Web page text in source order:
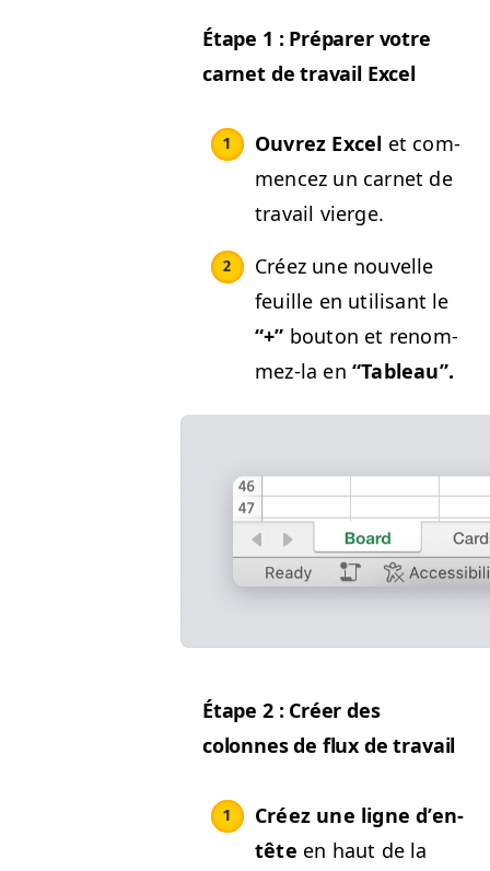
Étape 1 : Pré­par­er votre
car­net de tra­vail Excel
Ouvrez Excel et com­
mencez un car­net de
tra­vail vierge.
Créez une nou­velle
feuille en util­isant le
“+” bou­ton et renom­
mez-la en “Tableau”.
Étape 2 : Créer des
colonnes de flux de travail
Créez une ligne d’en-
tête en haut de la